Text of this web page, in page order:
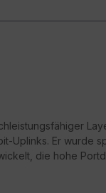
Uplinks. Er wurde
die hohe
Points, IP-